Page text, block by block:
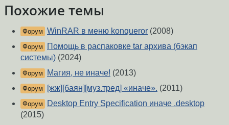
Похожие темы
Форум WinRAR в меню konqueror (2008)
Форум
Помощь в распаковке tar архива (бэкап
системы) (2024)
Форум Магия, не иначе! (2013)
Форум [жж][баян][муз.тред] «иначе». (2011)
Форум
Desktop Entry Specification иначе .desktop
(2015)